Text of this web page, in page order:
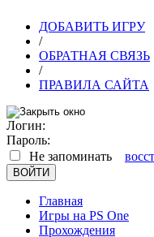
ДОБАВИТЬ ИГРУ
/
ОБРАТНАЯ СВЯЗЬ
/
ПРАВИЛА САЙТА
Логин:
Пароль:
Не запоминать
Главная
Игры на PS One
Прохождения